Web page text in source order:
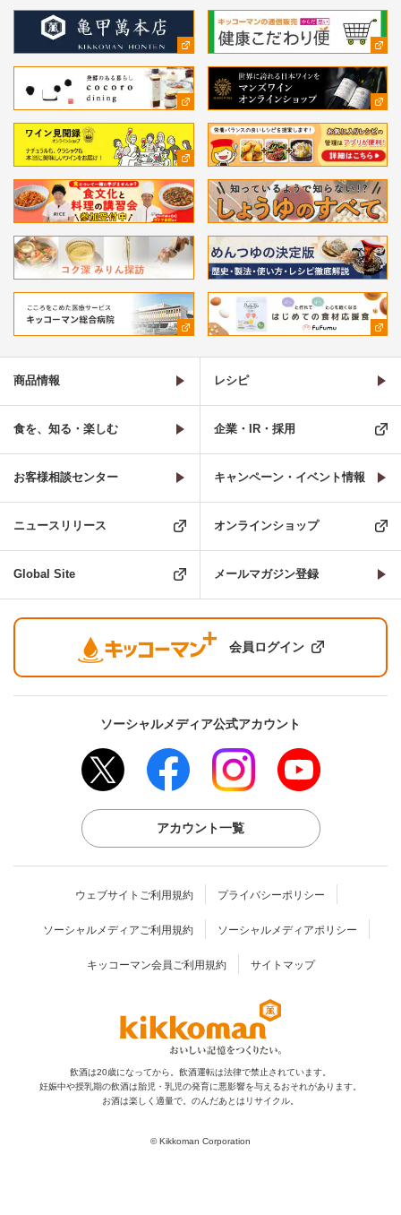
商品情報 レシピ
食を、知る・楽しむ 企業・IR・採用
お客様相談センター キャンペーン・イベント情報
ニュースリリース オンラインショップ
Global Site メールマガジン登録
会員ログイン
ソーシャルメディア公式アカウント
アカウント一覧
ウェブサイトご利用規約 プライバシーポリシー
ソーシャルメディアご利用規約 ソーシャルメディアポリシー
キッコーマン会員ご利用規約 サイトマップ
飲酒は20歳になってから。飲酒運転は法律で禁止されています。
妊娠中や授乳期の飲酒は胎児・乳児の発育に悪影響を与えるおそれがあります。
お酒は楽しく適量で。のんだあとはリサイクル。
© Kikkoman Corporation